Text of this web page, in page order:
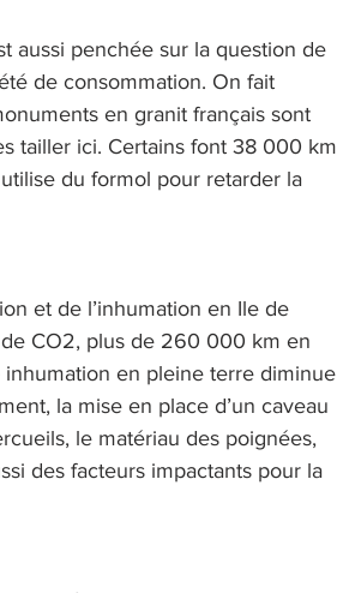
aussi penchée sur la question de
de consommation. On fait
en granit français sont
tailler ici. Certains font 38 000 km
du formol pour retarder la
et de l’inhumation en Ile de
CO2, plus de 260 000 km en
en pleine terre diminue
la mise en place d’un caveau
le matériau des poignées,
des facteurs impactants pour la